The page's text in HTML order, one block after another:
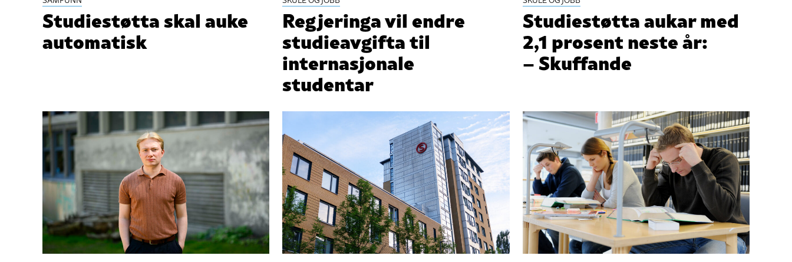
Studiestøtta skal auke
automatisk
Regjeringa vil endre
studieavgifta til
internasjonale
studentar
Studiestøtta aukar med
2,1 prosent neste år:
– Skuffande